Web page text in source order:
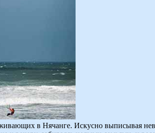
в Нячанге. Искусно выписывая